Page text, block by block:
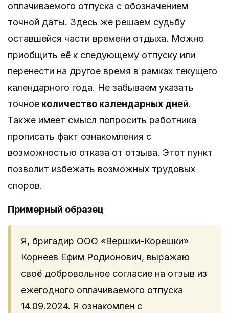
оплачиваемого отпуска с обозначением
точной даты. Здесь же решаем судьбу
оставшейся части времени отдыха. Можно
приобщить её к следующему отпуску или
перенести на другое время в рамках текущего
календарного года. Не забываем указать
точное количество календарных дней.
Также имеет смысл попросить работника
прописать факт ознакомления с
возможностью отказа от отзыва. Этот пункт
позволит избежать возможных трудовых
споров.
Примерный образец
Я, бригадир ООО «Вершки-Корешки»
Корнеев Ефим Родионович, выражаю
своё добровольное согласие на отзыв из
ежегодного оплачиваемого отпуска
14.09.2024. Я ознакомлен с